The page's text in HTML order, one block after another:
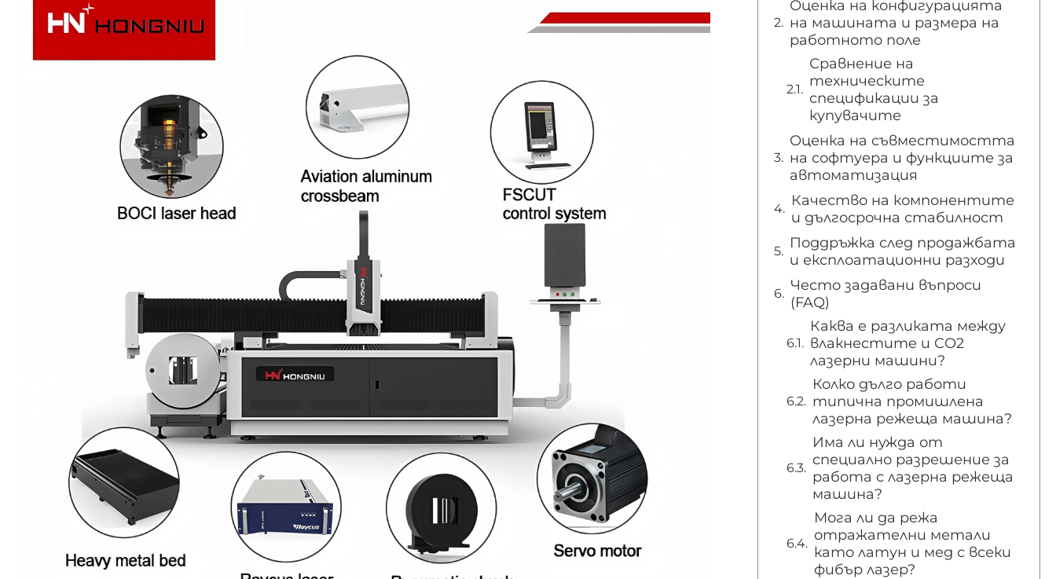
Оценка на конфигурацията
на машината и размера на
работното поле
Сравнение на
техническите
спецификации за
купувачите
Оценка на съвместимостта
на софтуера и функциите за
автоматизация
Качество на компонентите
и дългосрочна стабилност
Поддръжка след продажбата
и експлоатационни разходи
Често задавани въпроси
(FAQ)
Каква е разликата между
влакнестите и CO2
лазерни машини?
Колко дълго работи
типична промишлена
лазерна режеща машина?
Има ли нужда от
специално разрешение за
работа с лазерна режеща
машина?
Мога ли да режа
отражателни метали
като латун и мед с всеки
фибър лазер?